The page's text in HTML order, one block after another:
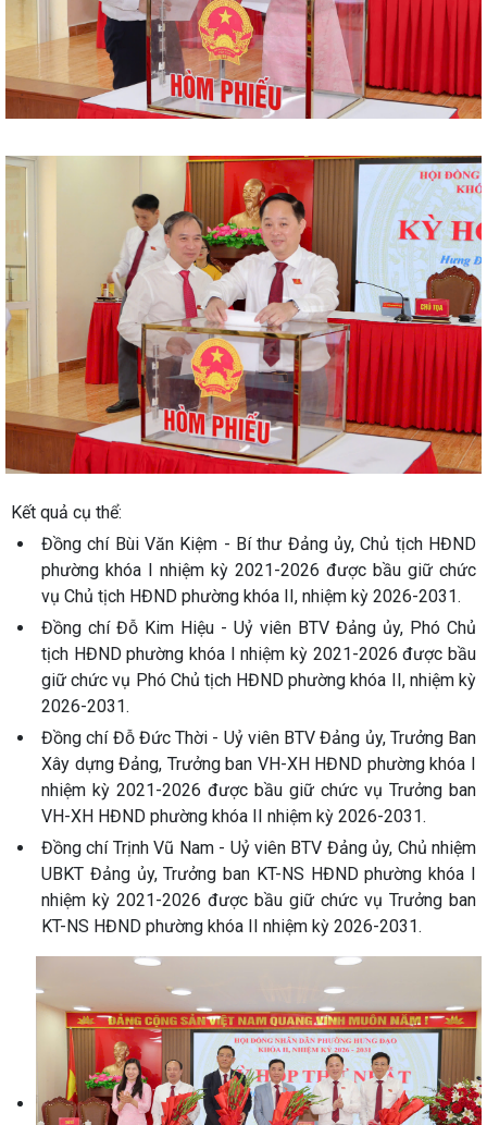
Kết quả cụ thể:
Đồng chí Bùi Văn Kiệm - Bí thư Đảng ủy, Chủ tịch HĐND
phường khóa I nhiệm kỳ 2021-2026 được bầu giữ chức
vụ Chủ tịch HĐND phường khóa II, nhiệm kỳ 2026-2031.
Đồng chí Đỗ Kim Hiệu - Uỷ viên BTV Đảng ủy, Phó Chủ
tịch HĐND phường khóa I nhiệm kỳ 2021-2026 được bầu
giữ chức vụ Phó Chủ tịch HĐND phường khóa II, nhiệm kỳ
2026-2031.
Đồng chí Đỗ Đức Thời - Uỷ viên BTV Đảng ủy, Trưởng Ban
Xây dựng Đảng, Trưởng ban VH-XH HĐND phường khóa I
nhiệm kỳ 2021-2026 được bầu giữ chức vụ Trưởng ban
VH-XH HĐND phường khóa II nhiệm kỳ 2026-2031.
Đồng chí Trịnh Vũ Nam - Uỷ viên BTV Đảng ủy, Chủ nhiệm
UBKT Đảng ủy, Trưởng ban KT-NS HĐND phường khóa I
nhiệm kỳ 2021-2026 được bầu giữ chức vụ Trưởng ban
KT-NS HĐND phường khóa II nhiệm kỳ 2026-2031.